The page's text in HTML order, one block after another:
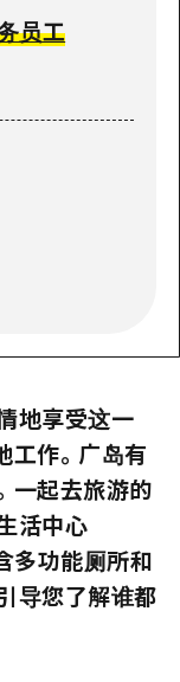
员工
地享受这一
工作。广岛有
一起去旅游的
活中心
多功能厕所和
导您了解谁都